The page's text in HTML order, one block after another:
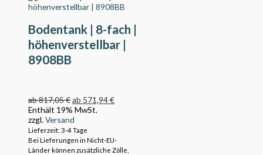
Bodentank | 8-fach |
höhenverstellbar |
8908BB
ab817,05€ab 571,94€
Enthält 19% MwSt.
zzgl.Versand
Lieferzeit: 3-4 Tage
Bei Lieferungen in Nicht-EU-
Länder können zusätzliche Zölle,